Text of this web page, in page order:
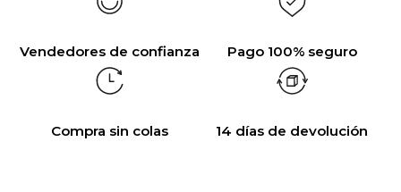
Vendedores de confianza Pago 100% seguro
Compra sin colas 14 días de devolución